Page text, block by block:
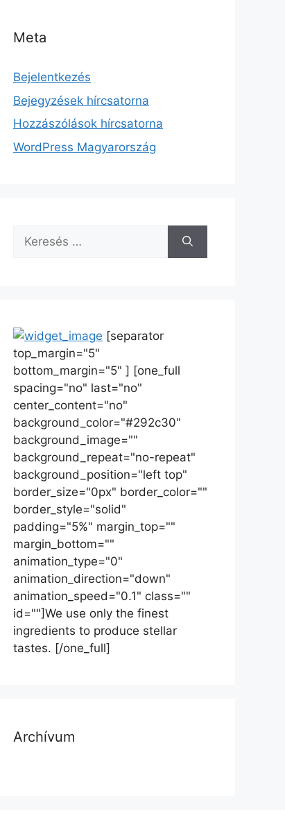
Meta
Bejelentkezés
Bejegyzések hírcsatorna
Hozzászólások hírcsatorna
WordPress Magyarország
[separator
top_margin="5"
bottom_margin="5" ] [one_full
spacing="no" last="no"
center_content="no"
background_color="#292c30"
background_image=""
background_repeat="no-repeat"
background_position="left top"
border_size="0px" border_color=""
border_style="solid"
padding="5%" margin_top=""
margin_bottom=""
animation_type="0"
animation_direction="down"
animation_speed="0.1" class=""
id=""]We use only the finest
ingredients to produce stellar
tastes. [/one_full]
Archívum